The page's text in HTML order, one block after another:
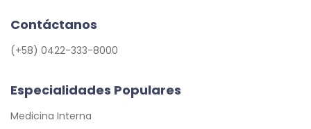
Contáctanos
(+58) 0422-333-8000
Especialidades Populares
Medicina Interna